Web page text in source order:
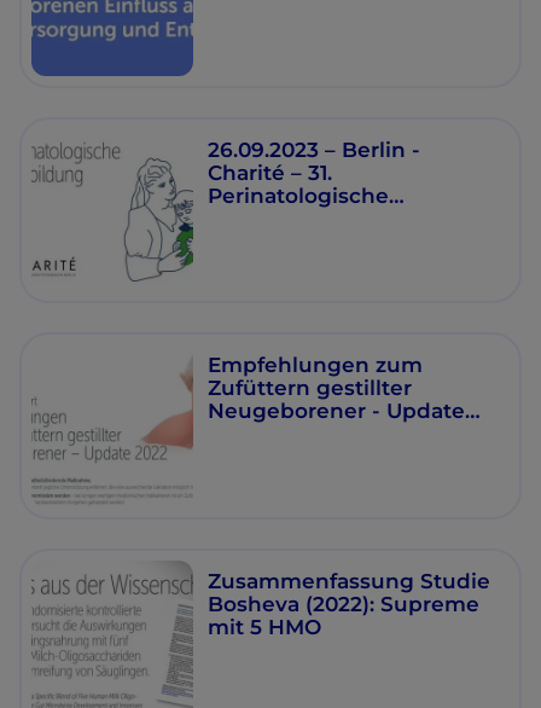
26.09.2023 – Berlin -
Charité – 31.
Perinatologische
Empfehlungen zum
Zufüttern gestillter
Neugeborener - Update
Zusammenfassung Studie
Bosheva (2022): Supreme
mit 5 HMO